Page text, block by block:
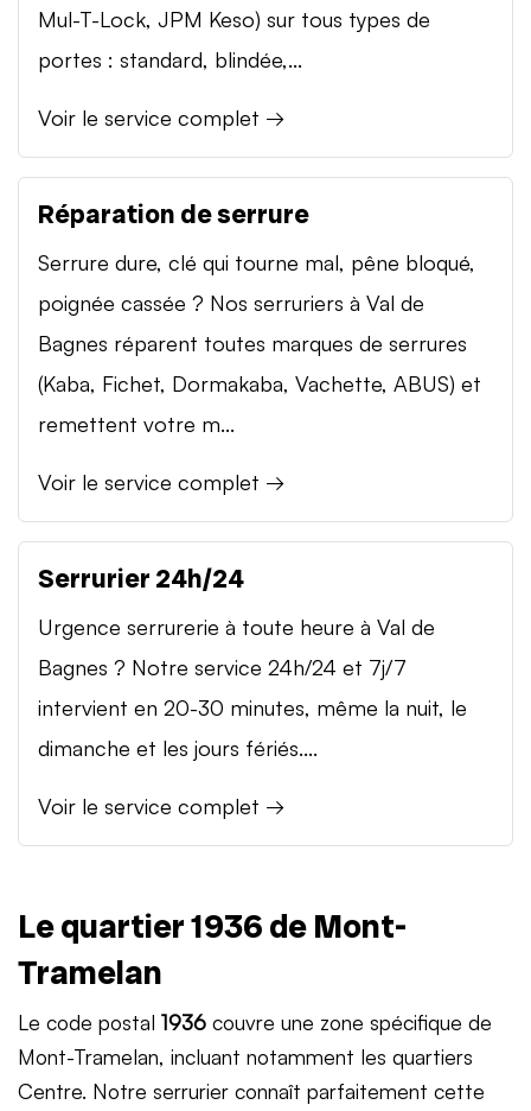
Mul-T-Lock, JPM Keso) sur tous types de
portes : standard, blindée,...
Voir le service complet →
Réparation de serrure
Serrure dure, clé qui tourne mal, pêne bloqué,
poignée cassée ? Nos serruriers à Val de
Bagnes réparent toutes marques de serrures
(Kaba, Fichet, Dormakaba, Vachette, ABUS) et
remettent votre m...
Voir le service complet →
Serrurier 24h/24
Urgence serrurerie à toute heure à Val de
Bagnes ? Notre service 24h/24 et 7j/7
intervient en 20-30 minutes, même la nuit, le
dimanche et les jours fériés....
Voir le service complet →
Le quartier 1936 de Mont-
Tramelan
Le code postal 1936 couvre une zone spécifique de
Mont-Tramelan, incluant notamment les quartiers
Centre. Notre serrurier connaît parfaitement cette